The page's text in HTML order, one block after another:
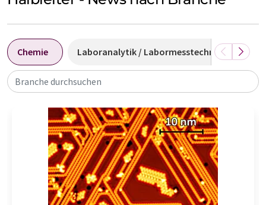
Chemie Laboranalytik / Labormesstechnik
Branche durchsuchen